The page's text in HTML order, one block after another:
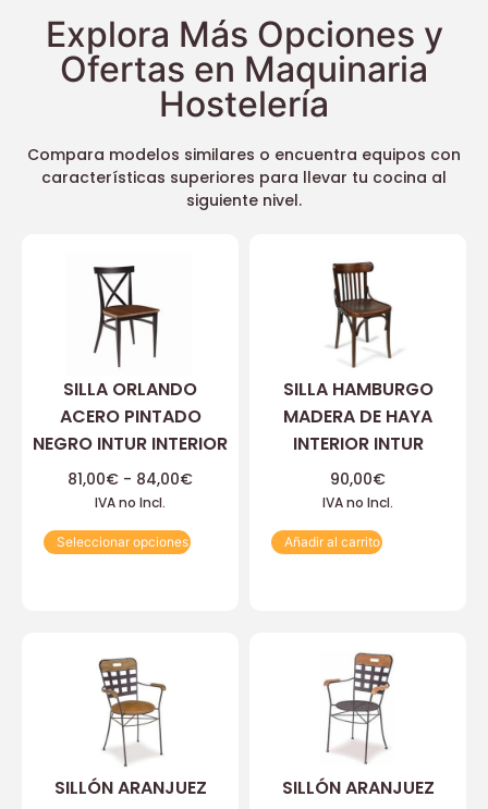
Explora Más Opciones y
Ofertas en Maquinaria
Hostelería
Compara modelos similares o encuentra equipos con
características superiores para llevar tu cocina al
siguiente nivel.
SILLA ORLANDO
ACERO PINTADO
NEGRO INTUR INTERIOR
81,00€ - 84,00€
IVA no Incl.
Seleccionar opciones
SILLA HAMBURGO
MADERA DE HAYA
INTERIOR INTUR
90,00€
IVA no Incl.
Añadir al carrito
SILLÓN ARANJUEZ
SILLÓN ARANJUEZ